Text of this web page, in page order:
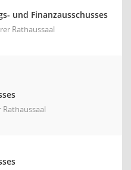
und Finanzausschusses
Rathaussaal